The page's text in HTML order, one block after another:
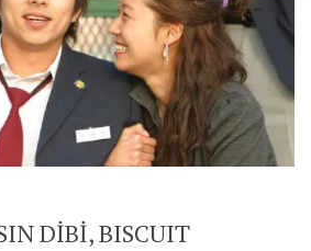
DİBİ, BISCUIT